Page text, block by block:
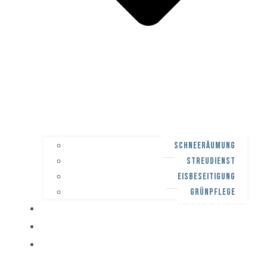
SCHNEERÄUMUNG
STREUDIENST
EISBESEITIGUNG
GRÜNPFLEGE
WINTERDIENST-PFLICHT